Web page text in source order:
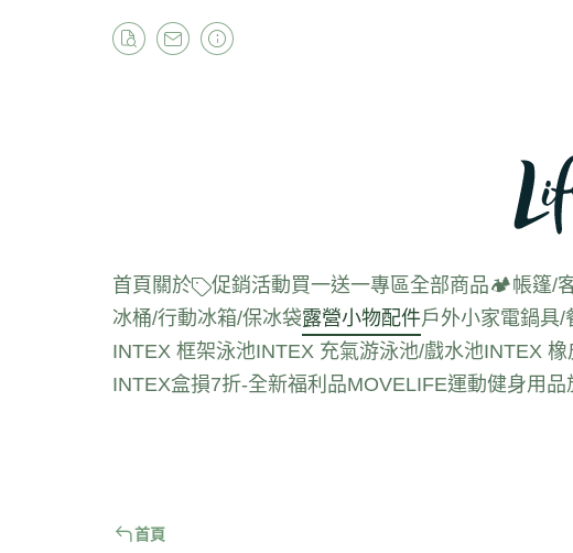
首頁 關於 促銷活動買一送一專區全部商品🏕️帳篷/
冰桶/行動冰箱/保冰袋露營小物配件戶外小家電鍋具/
INTEX 框架泳池INTEX 充氣游泳池/戲水池INTEX
INTEX盒損7折-全新福利品MOVELIFE運動健身用品
首頁